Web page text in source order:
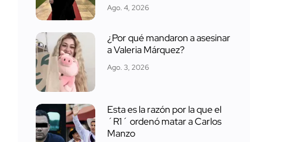
Ago. 4, 2026
¿Por qué mandaron a asesinar
a Valeria Márquez?
Ago. 3, 2026
Esta es la razón por la que el
´R1´ ordenó matar a Carlos
Manzo